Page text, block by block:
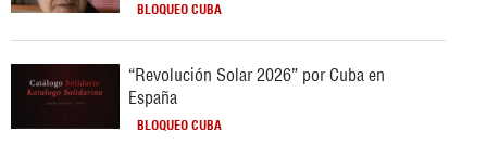
BLOQUEO CUBA
“Revolución Solar 2026” por Cuba en
España
BLOQUEO CUBA